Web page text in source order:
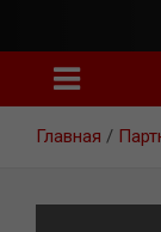
Главная